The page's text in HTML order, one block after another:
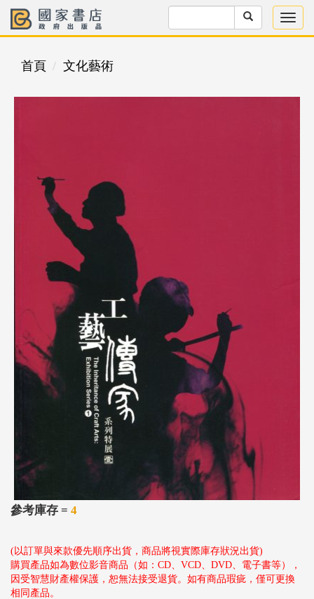
首頁 文化藝術
參考庫存 = 4
(以訂單與來款優先順序出貨，商品將視實際庫存狀況出貨)
購買產品如為數位影音商品（如：CD、VCD、DVD、電子書等），
因受智慧財產權保護，恕無法接受退貨。如有商品瑕疵，僅可更換
相同產品。